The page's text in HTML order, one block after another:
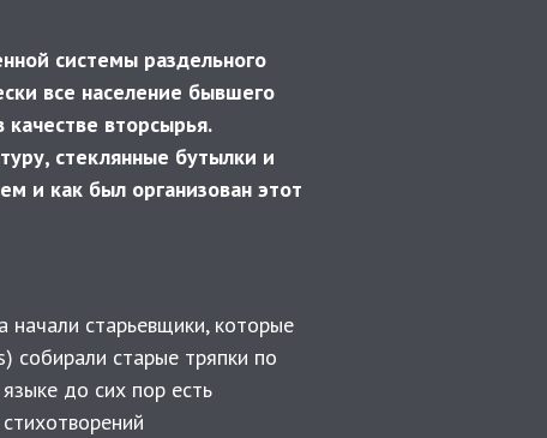
системы раздельного
все население бывшего
вторсырья.
стеклянные бутылки и
и как был организован этот
начали старьевщики, которые
собирали старые тряпки по
до сих пор есть